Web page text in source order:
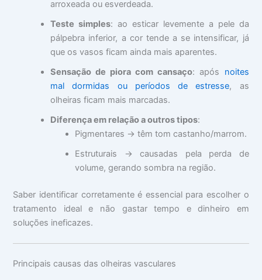
arroxeada ou esverdeada.
Teste simples: ao esticar levemente a pele da
pálpebra inferior, a cor tende a se intensificar, já
que os vasos ficam ainda mais aparentes.
Sensação de piora com cansaço: após noites
mal dormidas ou períodos de estresse, as
olheiras ficam mais marcadas.
Diferença em relação a outros tipos:
Pigmentares → têm tom castanho/marrom.
Estruturais → causadas pela perda de
volume, gerando sombra na região.
Saber identificar corretamente é essencial para escolher o
tratamento ideal e não gastar tempo e dinheiro em
soluções ineficazes.
Principais causas das olheiras vasculares